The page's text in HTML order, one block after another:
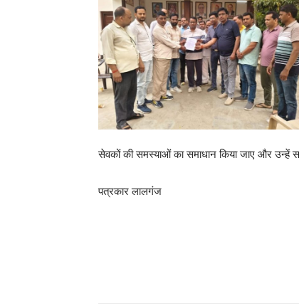
सेवकों की समस्याओं का समाधान किया जाए और उन्हें
पत्रकार लालगंज